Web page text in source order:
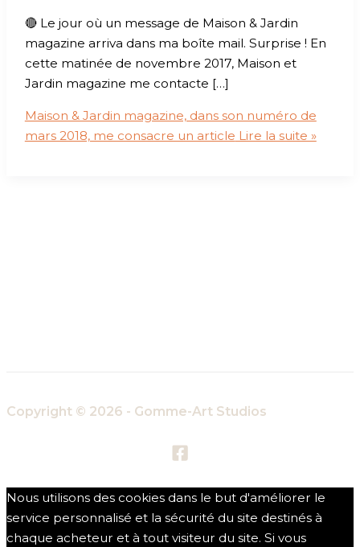
🔴 Le jour où un message de Maison & Jardin
magazine arriva dans ma boîte mail. Surprise ! En
cette matinée de novembre 2017, Maison et
Jardin magazine me contacte […]
Maison & Jardin magazine, dans son numéro de
mars 2018, me consacre un article Lire la suite »
Copyright © 2026 - Gomme-Art Studios
Nous utilisons des cookies dans le but d'améliorer le
service personnalisé et la sécurité du site destinés à
chaque acheteur et à tout visiteur du site. Si vous